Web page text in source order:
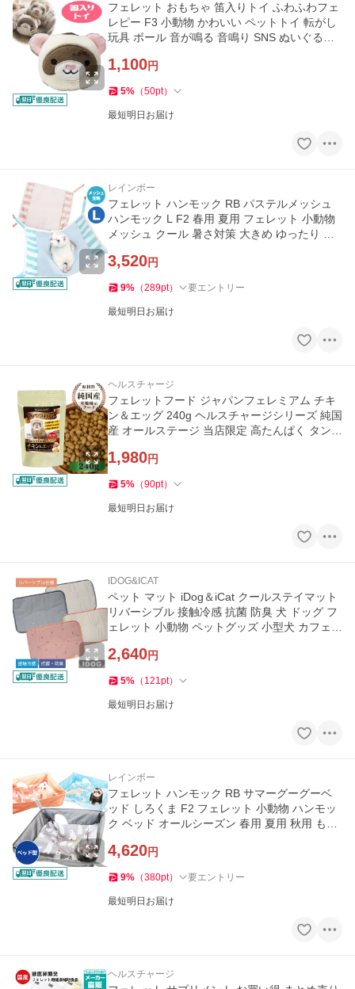
フェレット おもちゃ 笛入りトイ ふわふわフェ
レピー F3 小動物 かわいい ペットトイ 転がし
玩具 ボール 音が鳴る 音鳴り SNS ぬいぐるみ
1,100円
5% （50pt）
最短明日お届け
レインボー
フェレット ハンモック RB パステルメッシュ
ハンモック L F2 春用 夏用 フェレット 小動物
メッシュ クール 暑さ対策 大きめ ゆったり 多
3,520円
9% （289pt） 要エントリー
最短明日お届け
ヘルスチャージ
フェレットフード ジャパンフェレミアム チキ
ン＆エッグ 240g ヘルスチャージシリーズ 純国
産 オールステージ 当店限定 高たんぱく タンパ
1,980円
5% （90pt）
最短明日お届け
IDOG&ICAT
ペット マット iDog＆iCat クールステイマット
リバーシブル 接触冷感 抗菌 防臭 犬 ドッグ フ
ェレット 小動物 ペットグッズ 小型犬 カフェマ
2,640円
5% （ 121pt）
最短明日お届け
レインボー
フェレット ハンモック RB サマーグーグーベ
ッド しろくま F2 フェレット 小動物 ハンモッ
ク ベッド オールシーズン 春用 夏用 秋用 もぐ
4,620円
9% （380pt） 要エントリー
最短明日お届け
ヘルスチャージ